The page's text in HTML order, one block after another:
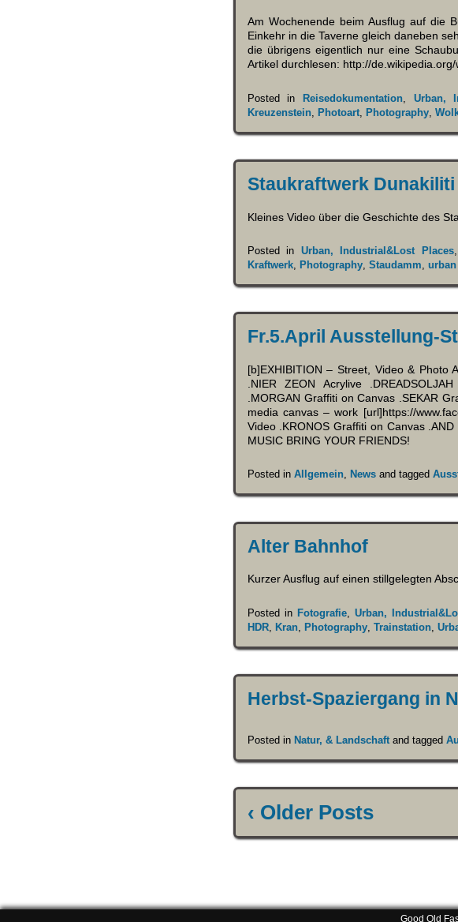
Am Wochenende beim Ausflug auf die
Einkehr in die Taverne gleich daneben
die übrigens eigentlich nur eine
Artikel durchlesen: http://
Posted inReisedokumentation Urban,
Kreuzenstein, Photoart, Photography,
Staukraftwerk Dunakiliti
Kleines Video über die Geschichte des
Posted in Urban, Industrial&Lost Places
Kraftwerk, Photography, Staudamm
Fr.5.April Ausstellung-
[b]EXHIBITION – Street, Video & Photo
.NIER ZEON Acrylive
.MORGAN Graffiti on Canvas .SEKAR
media canvas – work [url]https://
Video .KRONOS Graffiti on Canvas
MUSIC BRING YOUR FRIENDS!
Posted in Allgemein, Newsand tagged
Alter Bahnhof
Kurzer Ausflug auf einen stillgelegten
Posted in Fotografie, Urban,
HDR, Kran, Photography, Trainstation,
Herbst-Spaziergang in
Posted in Natur, & Landschaftand tagged
‹ Older Posts
Good Old